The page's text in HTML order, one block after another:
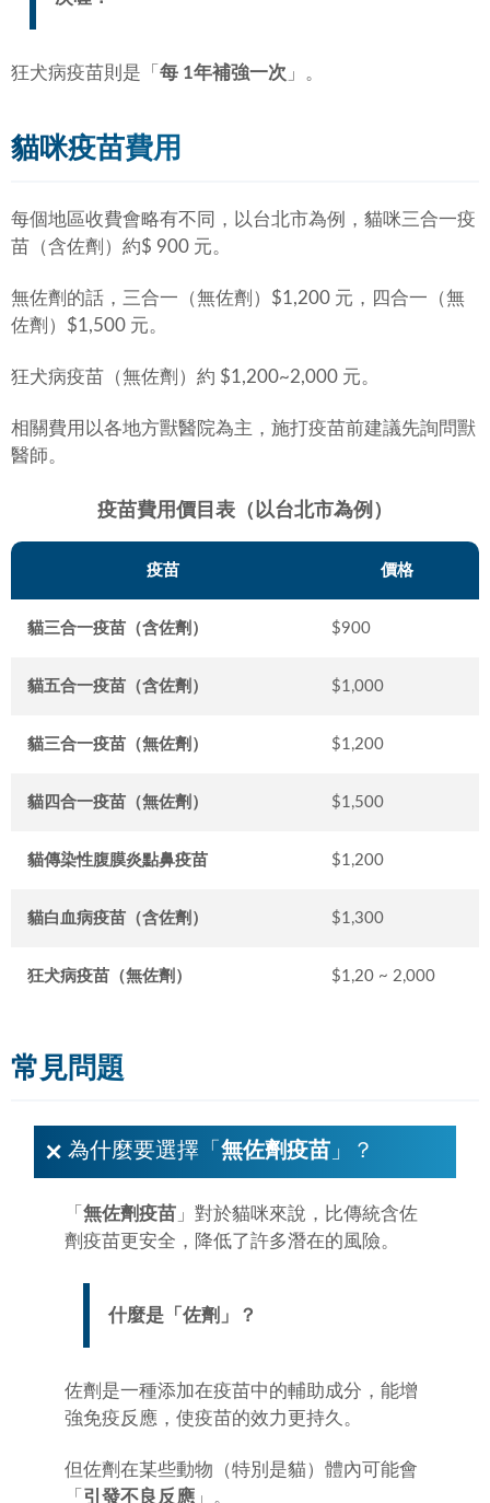
狂犬病疫苗則是「 每 1年補強一次 」。
貓咪疫苗費用
每個地區收費會略有不同，以台北市為例，貓咪三合一疫
苗（含佐劑）約$ 900 元。
無佐劑的話，三合一（無佐劑）$1,200 元，四合一（無
佐劑）$1,500 元。
狂犬病疫苗（無佐劑）約 $1,200~2,000 元。
相關費用以各地方獸醫院為主，施打疫苗前建議先詢問獸
醫師。
疫苗費用價目表（以台北市為例）
疫苗 價格
貓三合一疫苗（含佐劑） $900
貓五合一疫苗（含佐劑） $1,000
貓三合一疫苗（無佐劑） $1,200
貓四合一疫苗（無佐劑） $1,500
貓傳染性腹膜炎點鼻疫苗 $1,200
貓白血病疫苗（含佐劑） $1,300
狂犬病疫苗（無佐劑） $1,20 ~ 2,000
常見問題
為什麼要選擇「 無佐劑疫苗」？
「無佐劑疫苗 」對於貓咪來說，比傳統含佐
劑疫苗更安全，降低了許多潛在的風險。
什麼是「 佐劑 」？
佐劑是一種添加在疫苗中的輔助成分，能增
強免疫反應，使疫苗的效力更持久。
但佐劑在某些動物（特別是貓）體內可能會
「 引發不良反應 」。